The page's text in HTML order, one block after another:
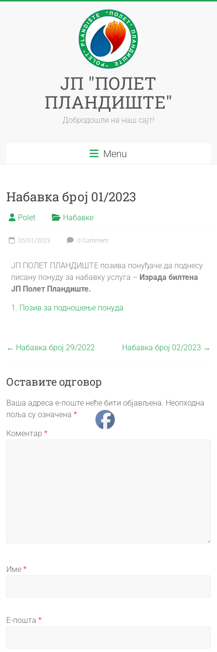
ЈП "ПОЛЕТ
ПЛАНДИШТЕ"
Добродошли на наш сајт!
Menu
Набавка број 01/2023
Polet Набавке
05/01/2023 0 Comment
ЈП ПОЛЕТ ПЛАНДИШТЕ позива понуђаче да поднесу
писану понуду за набавку услуга – Израда билтена
ЈП Полет Пландиште.
1. Позив за подношење понуда
← Набавка број 29/2022 Набавка број 02/2023 →
Оставите одговор
Ваша адреса е-поште неће бити објављена. Неопходна
поља су означена*
Коментар*
Име*
Е-пошта*